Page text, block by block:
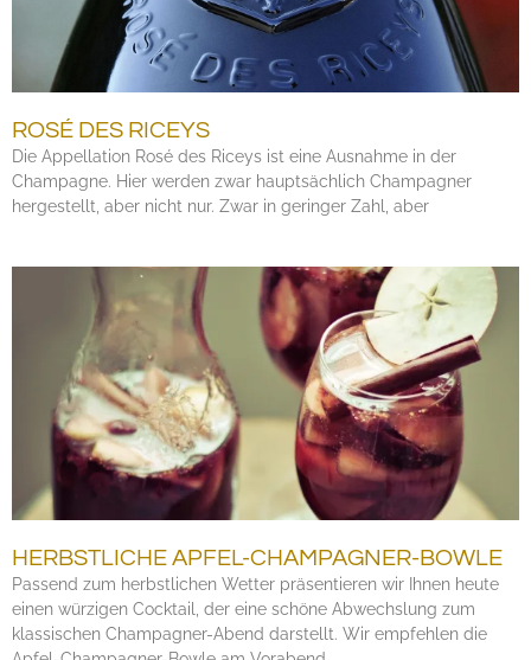
ROSÉ DES RICEYS
Die Appellation Rosé des Riceys ist eine Ausnahme in der
Champagne. Hier werden zwar hauptsächlich Champagner
hergestellt, aber nicht nur. Zwar in geringer Zahl, aber
HERBSTLICHE APFEL-CHAMPAGNER-BOWLE
Passend zum herbstlichen Wetter präsentieren wir Ihnen heute
einen würzigen Cocktail, der eine schöne Abwechslung zum
klassischen Champagner-Abend darstellt. Wir empfehlen die